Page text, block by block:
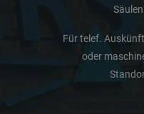
Für telef.
oder